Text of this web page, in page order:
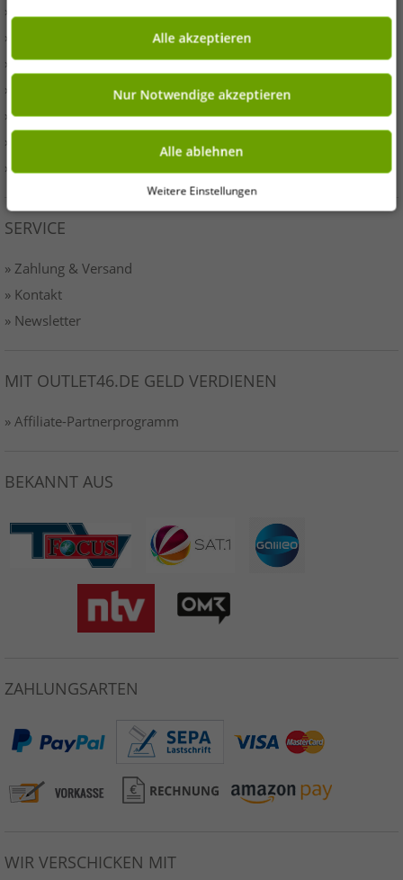
» Unternehmen
» Ihre Vorteile
» Originalware und Auszeichnungen Outlet46
» Presse
» AGB
» Datenschutz
» Impressum-o46
SERVICE
» Zahlung & Versand
» Kontakt
» Newsletter
MIT OUTLET46.DE GELD VERDIENEN
» Affiliate-Partnerprogramm
BEKANNT AUS
ZAHLUNGSARTEN
WIR VERSCHICKEN MIT
Alle akzeptieren
Nur Notwendige akzeptieren
Alle ablehnen
Weitere Einstellungen